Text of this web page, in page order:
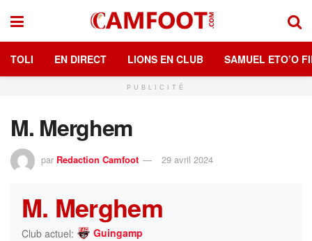
TOLI EN DIRECT LIONS EN CLUB SAMUEL ETO’O
PUBLICITÉ
M. Merghem
par Redaction Camfoot 29 avril 2024
M. Merghem
Club actuel: Guingamp